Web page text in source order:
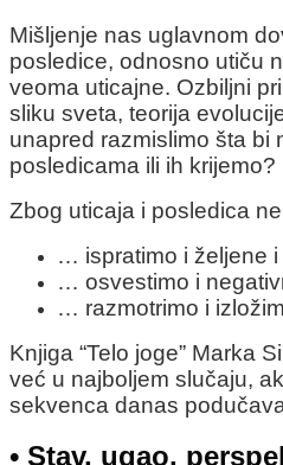
Mišljenje nas uglavnom
posledice, odnosno utiču
veoma uticajne. Ozbiljni
sliku sveta, teorija
unapred razmislimo šta bi
posledicama ili ih krijemo?
Zbog uticaja i posledica
… ispratimo i željene
… osvestimo i
… razmotrimo i
Knjiga “Telo joge” Marka
već u najboljem slučaju,
sekvenca danas
• Stav, ugao,